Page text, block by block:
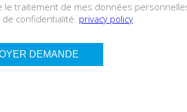
le traitement de mes données
confidentialité. privacy policy